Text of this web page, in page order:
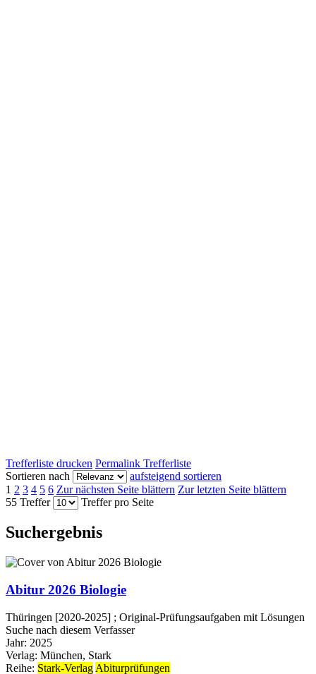
Trefferliste drucken Permalink Trefferliste
Sortieren nach
aufsteigend sortieren
1 2 3 4 5 6 Zur nächsten Seite blättern Zur letzten Seite blättern
55 Treffer
Treffer pro Seite
Suchergebnis
Abitur 2026 Biologie
Thüringen [2020-2025] ; Original-Prüfungsaufgaben mit Lösungen
Suche nach diesem Verfasser
Jahr: 2025
Verlag: München, Stark
Reihe: Stark-Verlag Abiturprüfungen